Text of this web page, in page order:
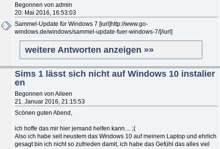
Begonnen von admin
20. Mai 2016, 16:53:03
Sammel-Update für Windows 7 [iurl]http://www.go-
windows.de/windows/sammel-update-fuer-windows-7/[/iurl]
weitere Antworten anzeigen »»
Sims 1 lässt sich nicht auf Windows 10 instalier
en
Begonnen von Aileen
21. Januar 2016, 21:15:53
Scönen guten Abend,
ich hoffe das mir hier jemand helfen kann.... ;(
Also ich habe seit neustem das Windows 10 auf meinem Laptop und ehrlich
gesagt bin ich nicht so zufrieden damit, ich habe das Gefühl das alles viel